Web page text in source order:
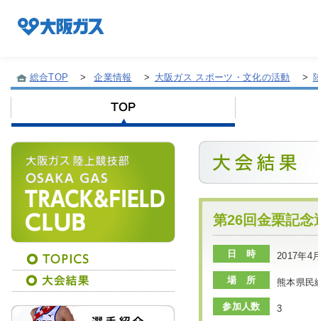
企業/グループについて
社会貢献
技術開発
サステナビリティ
総合TOP > 企業情報 > 大阪ガス スポーツ・文化の活動 >
第26回金栗記
日 時 2017年
場 所 熊本県民
参加人数 3